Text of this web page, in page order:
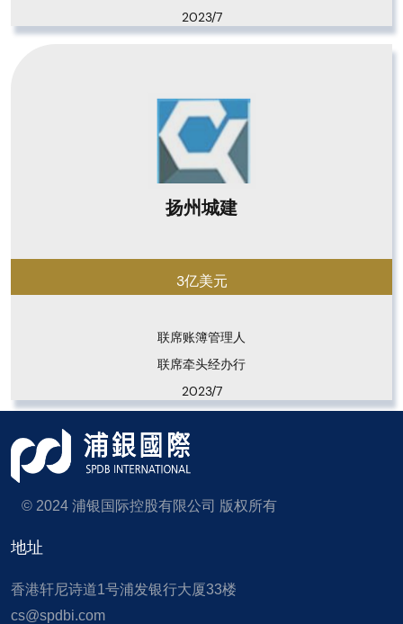
2023/7
扬州城建
3亿美元
联席账簿管理人
联席牵头经办行
2023/7
© 2024 浦银国际控股有限公司 版权所有
地址
香港轩尼诗道1号浦发银行大厦33楼
cs@spdbi.com